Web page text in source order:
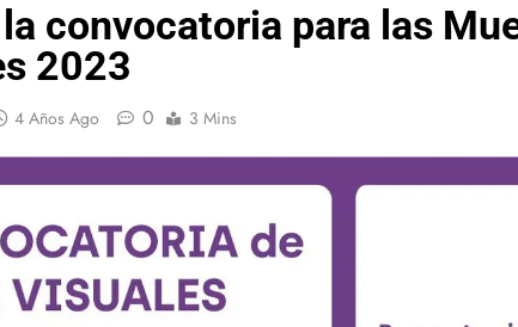
convocatoria para las
2023
4 Años Ago 0 3 Mins